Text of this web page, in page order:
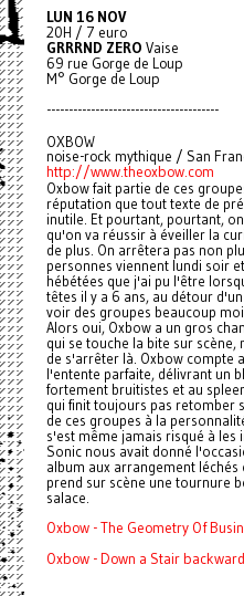
LUN 16 NOV
20H / 7 euro
GRRRND ZERO Vaise
69 rue Gorge de Loup
M° Gorge de Loup
---------------------------------------
OXBOW
noise-rock mythique / San
http://www.theoxbow.com
Oxbow fait partie de ces
réputation que tout texte de
inutile. Et pourtant, pourtant,
qu'on va réussir à éveiller la
de plus. On arrêtera pas non
personnes viennent lundi soir
hébétées que j'ai pu l'être
têtes il y a 6 ans, au détour
voir des groupes beaucoup
Alors oui, Oxbow a un gros
qui se touche la bite sur
de s'arrêter là. Oxbow compte
l'entente parfaite, délivrant un
fortement bruitistes et au
qui finit toujours pas retomber
de ces groupes à la
s'est même jamais risqué à les
Sonic nous avait donné
album aux arrangement
prend sur scène une tournure
salace.
Oxbow - The Geometry Of
Oxbow - Down a Stair backward